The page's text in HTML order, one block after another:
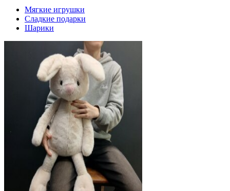
Мягкие игрушки
Сладкие подарки
Шарики